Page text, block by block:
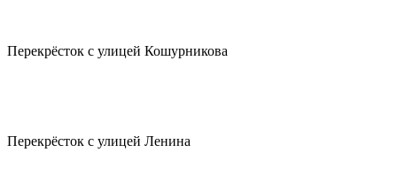
Перекрёсток с улицей Кошурникова
Перекрёсток с улицей Ленина